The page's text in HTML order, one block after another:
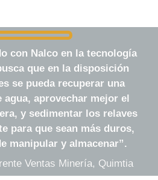
con Nalco en la tecnología
que en la disposición
se pueda recuperar una
agua, aprovechar mejor el
y sedimentar los relaves
para que sean más duros,
manipular y almacenar”.
Ventas Minería, Quimtia